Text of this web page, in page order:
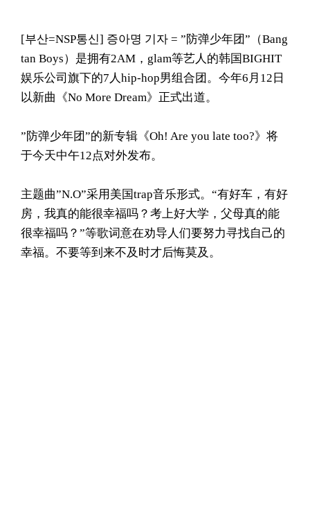
[부산=NSP통신] 증아명 기자 = ”防弹少年团”（Bang
tan Boys）是拥有2AM，glam等艺人的韩国BIGHIT
娱乐公司旗下的7人hip-hop男组合团。今年6月12日
以新曲《No More Dream》正式出道。
”防弹少年团”的新专辑《Oh! Are you late too?》将
于今天中午12点对外发布。
主题曲”N.O”采用美国trap音乐形式。“有好车，有好
房，我真的能很幸福吗？考上好大学，父母真的能
很幸福吗？”等歌词意在劝导人们要努力寻找自己的
幸福。不要等到来不及时才后悔莫及。